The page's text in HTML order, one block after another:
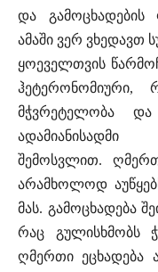
და
ამაში ვერ ვხედავთ
ყოეველთვის
ჰეტერონომიური,
მჭვრეტელობა და
ადამიანისადმი
შემოსვლით.
არამხოლოდ
მას. გამოცხადება
რაც გულისხმობს
ღმერთი ეცხადება